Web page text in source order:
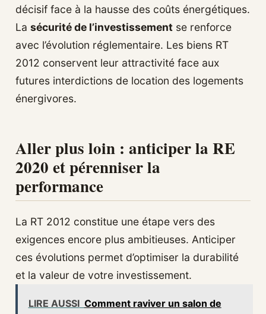
décisif face à la hausse des coûts énergétiques.
La sécurité de l’investissement se renforce
avec l’évolution réglementaire. Les biens RT
2012 conservent leur attractivité face aux
futures interdictions de location des logements
énergivores.
Aller plus loin : anticiper la RE
2020 et pérenniser la
performance
La RT 2012 constitue une étape vers des
exigences encore plus ambitieuses. Anticiper
ces évolutions permet d’optimiser la durabilité
et la valeur de votre investissement.
LIRE AUSSI Comment raviver un salon de